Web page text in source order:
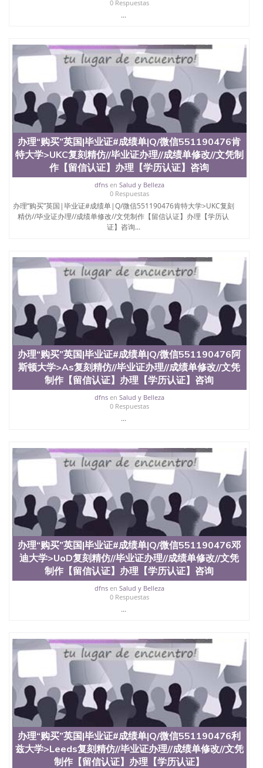
0 Respuestas
...
办理“购买”英国|毕业证#成绩单|Q/微信551190476肯
特大学>UKC复刻精仿//毕业证办理//成绩单修改//文凭制
作【留信认证】办理【学历认证】咨询
dfnsen Salud y Belleza
0 Respuestas
办理“购买”英国|毕业证#成绩单|Q/微信551190476肯特大学>UKC复刻
精仿//毕业证办理//成绩单修改//文凭制作【留信认证】办理【学历认
证】咨询...
办理“购买”英国|毕业证#成绩单|Q/微信551190476阿
斯顿大学>As复刻精仿//毕业证办理//成绩单修改//文凭
制作【留信认证】办理【学历认证】咨询
dfnsen Salud y Belleza
0 Respuestas
...
办理“购买”英国|毕业证#成绩单|Q/微信551190476邓
迪大学>UoD复刻精仿//毕业证办理//成绩单修改//文凭
制作【留信认证】办理【学历认证】咨询
dfnsen Salud y Belleza
0 Respuestas
...
办理“购买”英国|毕业证#成绩单|Q/微信551190476利
兹大学>Leeds复刻精仿//毕业证办理//成绩单修改//文凭
制作【留信认证】办理【学历认证】